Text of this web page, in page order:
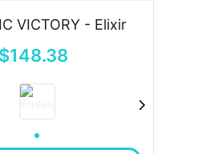
VICTORY - Elixir
$148.38